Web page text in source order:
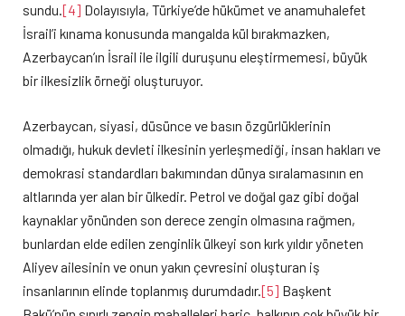
sundu.[4] Dolayısıyla, Türkiye’de hükümet ve anamuhalefet
İsrail’i kınama konusunda mangalda kül bırakmazken,
Azerbaycan’ın İsrail ile ilgili duruşunu eleştirmemesi, büyük
bir ilkesizlik örneği oluşturuyor.
Azerbaycan, siyasi, düsünce ve basın özgürlüklerinin
olmadığı, hukuk devleti ilkesinin yerleşmediği, insan hakları ve
demokrasi standardları bakımından dünya sıralamasının en
altlarında yer alan bir ülkedir. Petrol ve doğal gaz gibi doğal
kaynaklar yönünden son derece zengin olmasına rağmen,
bunlardan elde edilen zenginlik ülkeyi son kırk yıldır yöneten
Aliyev ailesinin ve onun yakın çevresini oluşturan iş
insanlarının elinde toplanmış durumdadır.[5] Başkent